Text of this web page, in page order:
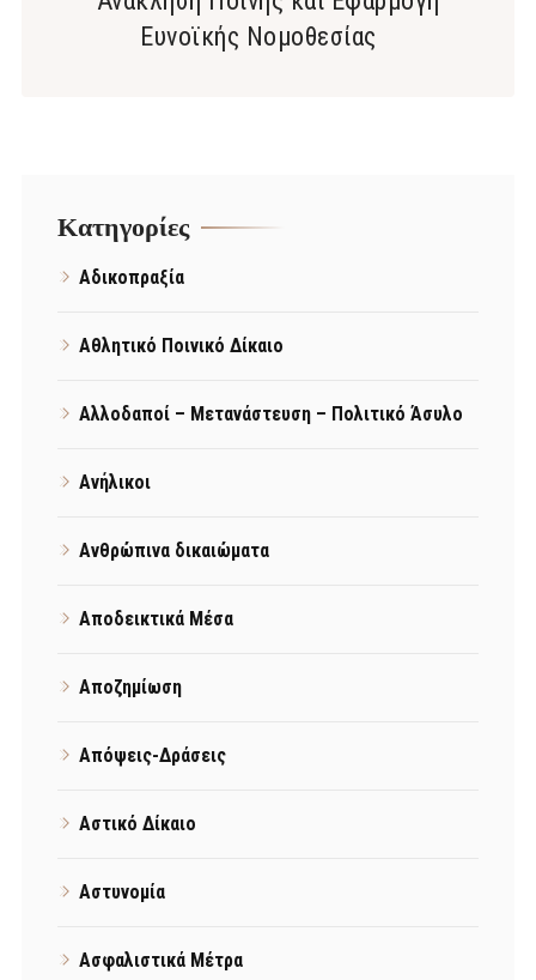
Ευνοϊκής Νομοθεσίας
Kατηγορίες
Αδικοπραξία
Αθλητικό Ποινικό Δίκαιο
Αλλοδαποί – Μετανάστευση – Πολιτικό Άσυλο
Ανήλικοι
Ανθρώπινα δικαιώματα
Αποδεικτικά Μέσα
Αποζημίωση
Απόψεις-Δράσεις
Αστικό Δίκαιο
Αστυνομία
Ασφαλιστικά Μέτρα